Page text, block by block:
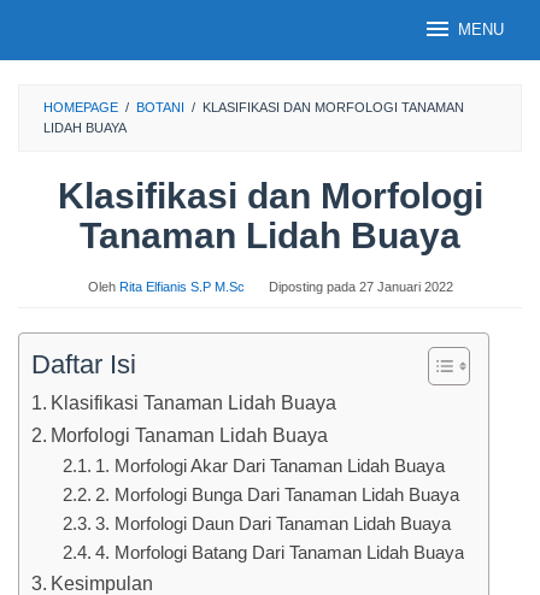
MENU
HOMEPAGE / BOTANI / KLASIFIKASI DAN MORFOLOGI TANAMAN
LIDAH BUAYA
Klasifikasi dan Morfologi
Tanaman Lidah Buaya
Oleh Rita Elfianis S.P M.Sc Diposting pada 27 Januari 2022
Daftar Isi
Klasifikasi Tanaman Lidah Buaya
Morfologi Tanaman Lidah Buaya
1. Morfologi Akar Dari Tanaman Lidah Buaya
2. Morfologi Bunga Dari Tanaman Lidah Buaya
3. Morfologi Daun Dari Tanaman Lidah Buaya
4. Morfologi Batang Dari Tanaman Lidah Buaya
Kesimpulan